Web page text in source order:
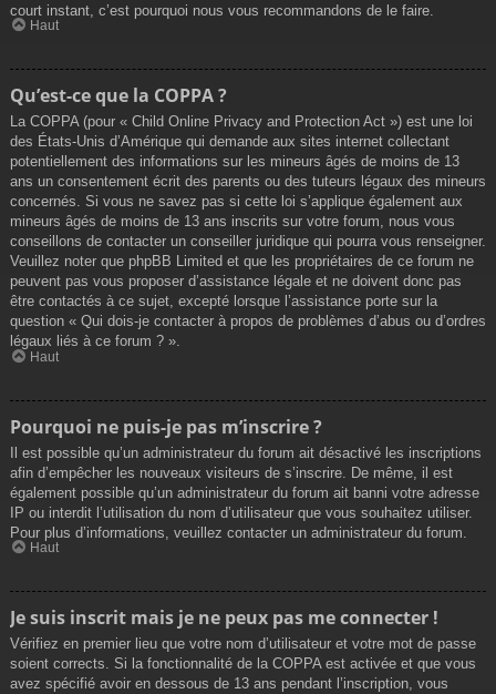
court instant, c’est pourquoi nous vous recommandons de le faire.
Haut
Qu’est-ce que la COPPA ?
La COPPA (pour « Child Online Privacy and Protection Act ») est une loi
des États-Unis d’Amérique qui demande aux sites internet collectant
potentiellement des informations sur les mineurs âgés de moins de 13
ans un consentement écrit des parents ou des tuteurs légaux des mineurs
concernés. Si vous ne savez pas si cette loi s’applique également aux
mineurs âgés de moins de 13 ans inscrits sur votre forum, nous vous
conseillons de contacter un conseiller juridique qui pourra vous renseigner.
Veuillez noter que phpBB Limited et que les propriétaires de ce forum ne
peuvent pas vous proposer d’assistance légale et ne doivent donc pas
être contactés à ce sujet, excepté lorsque l’assistance porte sur la
question « Qui dois-je contacter à propos de problèmes d’abus ou d’ordres
légaux liés à ce forum ? ».
Haut
Pourquoi ne puis-je pas m’inscrire ?
Il est possible qu’un administrateur du forum ait désactivé les inscriptions
afin d’empêcher les nouveaux visiteurs de s’inscrire. De même, il est
également possible qu’un administrateur du forum ait banni votre adresse
IP ou interdit l’utilisation du nom d’utilisateur que vous souhaitez utiliser.
Pour plus d’informations, veuillez contacter un administrateur du forum.
Haut
Je suis inscrit mais je ne peux pas me connecter !
Vérifiez en premier lieu que votre nom d’utilisateur et votre mot de passe
soient corrects. Si la fonctionnalité de la COPPA est activée et que vous
avez spécifié avoir en dessous de 13 ans pendant l’inscription, vous